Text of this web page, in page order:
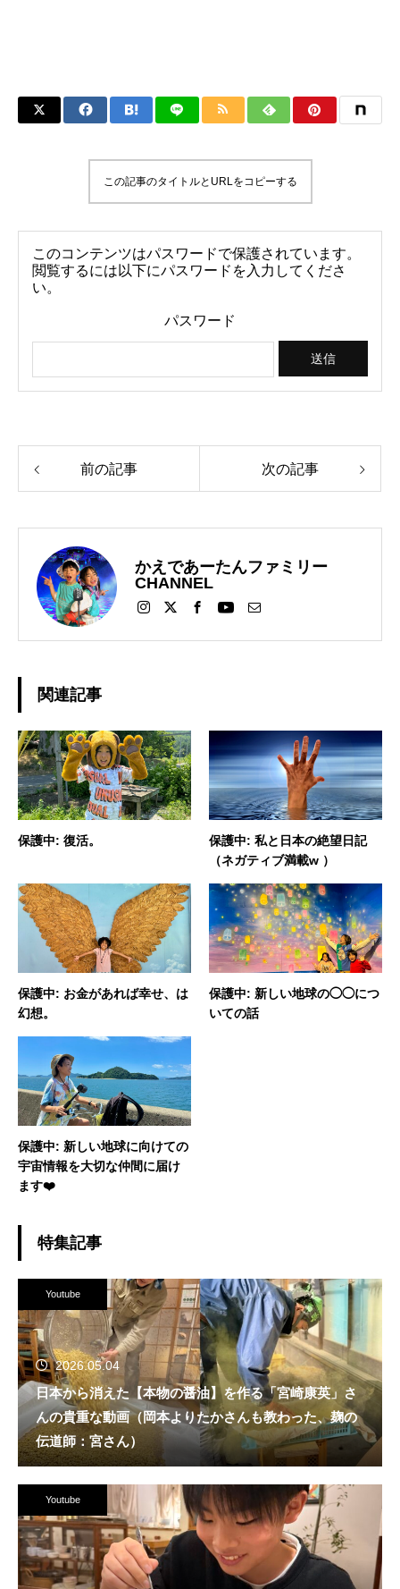
この記事のタイトルとURLをコピーする
このコンテンツはパスワードで保護されています。
閲覧するには以下にパスワードを入力してくださ
い。
パスワード
前の記事 次の記事
かえであーたんファミリー
CHANNEL
関連記事
保護中: 復活。
保護中: 私と日本の絶望日記
（ネガティブ満載w ）
保護中: お金があれば幸せ、は
幻想。
保護中: 新しい地球の◯◯につ
いての話
保護中: 新しい地球に向けての
宇宙情報を大切な仲間に届け
ます❤️
特集記事
Youtube
2026.05.04
日本から消えた【本物の醤油】を作る「宮崎康英」さ
んの貴重な動画（岡本よりたかさんも教わった、麹の
伝道師：宮さん）
Youtube